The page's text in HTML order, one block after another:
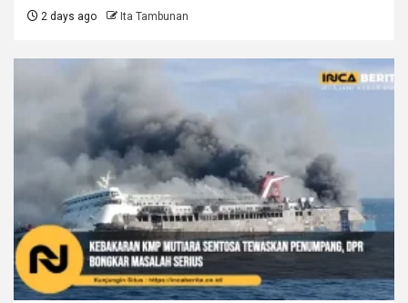
2 days ago Ita Tambunan